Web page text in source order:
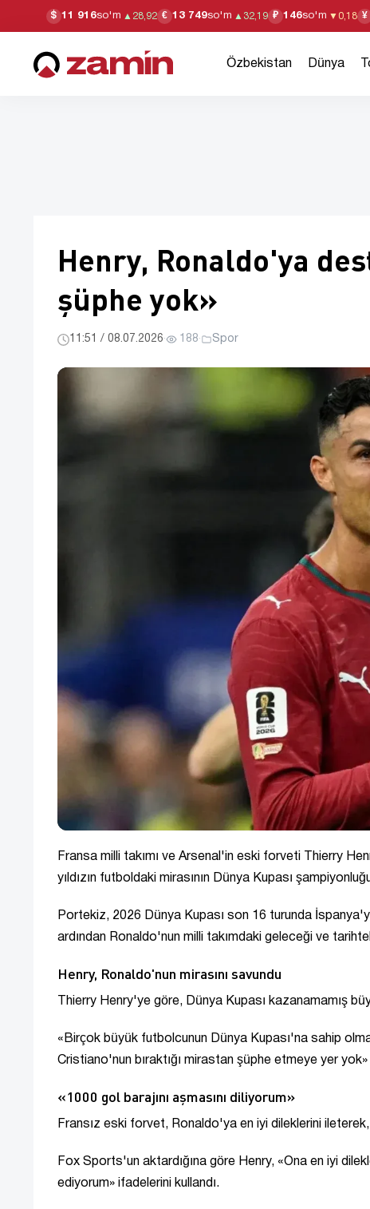
$ 11 916so'm ▲ 28,92 € 13 749so'm ▲ 32,19 ₽ 146so'm ▼ 0,18 ¥
Özbekistan Dünya
Henry, Ronaldo'ya
şüphe yok»
11:51 / 08.07.2026· 188· Spor
Fransa milli takımı ve Arsenal'in eski forveti Thierry
yıldızın futboldaki mirasının Dünya Kupası
Portekiz, 2026 Dünya Kupası son 16 turunda
ardından Ronaldo'nun milli takımdaki geleceği ve
Henry, Ronaldo'nun mirasını savundu
Thierry Henry'ye göre, Dünya Kupası kazanamamış
«Birçok büyük futbolcunun Dünya Kupası'na sahip
Cristiano'nun bıraktığı mirastan şüphe etmeye yer
«1000 gol barajını aşmasını diliyorum»
Fransız eski forvet, Ronaldo'ya en iyi dileklerini
Fox Sports'un aktardığına göre Henry, «Ona en iyi
ediyorum» ifadelerini kullandı.